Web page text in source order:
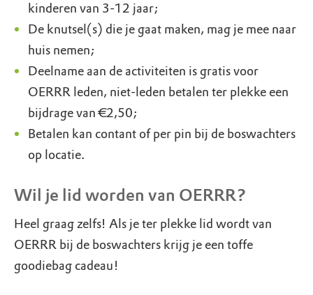
kinderen van 3-12 jaar;
De knutsel(s) die je gaat maken, mag je mee naar
huis nemen;
Deelname aan de activiteiten is gratis voor
OERRR leden, niet-leden betalen ter plekke een
bijdrage van €2,50;
Betalen kan contant of per pin bij de boswachters
op locatie.
Wil je lid worden van OERRR?
Heel graag zelfs! Als je ter plekke lid wordt van
OERRR bij de boswachters krijg je een toffe
goodiebag cadeau!